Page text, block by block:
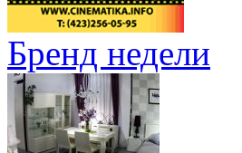
Бренд недели